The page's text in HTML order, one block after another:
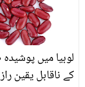
رسومات ادا کی
لوبیا میں
کے ناقابل یقین راز